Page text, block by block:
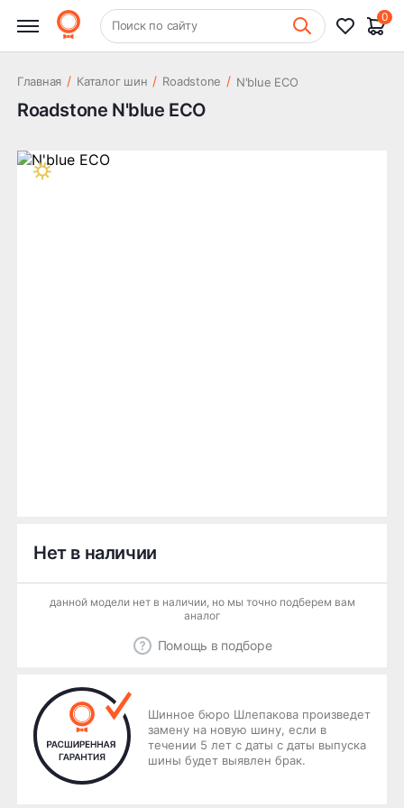
+7 (831) 261-35-35 Шиномонтаж
Поиск по сайту
0
Главная / Каталог шин / Roadstone / N'blue ECO
Roadstone N'blue ECO
Нет в наличии
данной модели нет в наличии, но мы точно подберем вам
аналог
Помощь в подборе
Шинное бюро Шлепакова произведет
замену на новую шину, если в
течении 5 лет с даты с даты выпуска
шины будет выявлен брак.